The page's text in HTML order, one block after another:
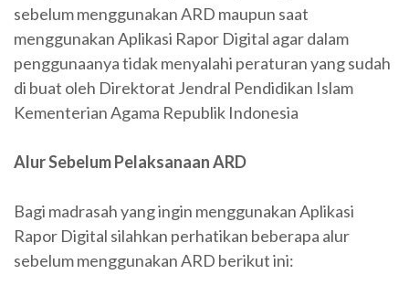
sebelum menggunakan ARD maupun saat
menggunakan Aplikasi Rapor Digital agar dalam
penggunaanya tidak menyalahi peraturan yang sudah
di buat oleh Direktorat Jendral Pendidikan Islam
Kementerian Agama Republik Indonesia
Alur Sebelum Pelaksanaan ARD
Bagi madrasah yang ingin menggunakan Aplikasi
Rapor Digital silahkan perhatikan beberapa alur
sebelum menggunakan ARD berikut ini: